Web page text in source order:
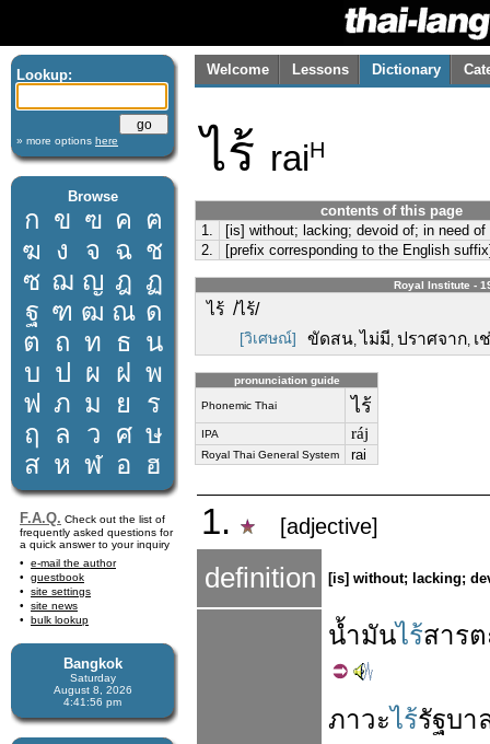
Lookup:
» more options here
Browse
ก ข ฃ ค ฅ
ฆ ง จ ฉ ช
ซ ฌ ญ ฎ ฏ
ฐ ฑ ฒ ณ ด
ต ถ ท ธ น
บ ป ผ ฝ พ
ฟ ภ ม ย
ร
ฤ
ล ว ศ ษ
ส ห ฬ อ ฮ
F.A.Q. Check out the list of
frequently asked questions for
a quick answer to your inquiry
e-mail the author
guestbook
site settings
site news
bulk lookup
Bangkok
Saturday
August 8, 2026
4:41:57 pm
Welcome Lessons Dictionary
ไร้ raiH
contents of this page
1.
[is] without; lacking; devoid of; in need of
2.
[prefix corresponding to the English
Royal Institute -
ไร้ /ไร้/
[วิเศษณ์] ขัดสน, ไม่มี, ปราศจาก, เ
pronunciation guide
Phonemic Thai ไร้
IPA ráj
Royal Thai General System rai
1. [adjective]
definition [is] without; lacking;
น้ำมันไร้สาร
ภาวะไร้รัฐบา